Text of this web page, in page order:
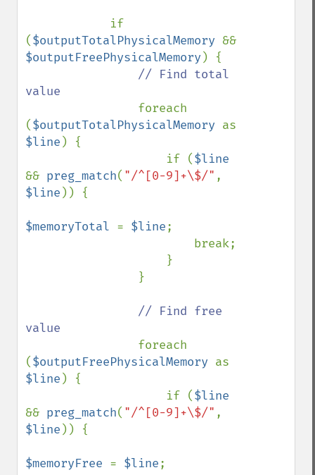
($outputTotalPhysicalMemory
$outputFreePhysicalMemory ) {
// Find total
value
foreach
($outputTotalPhysicalMemory
$line ) {
                    if (
&& preg_match( "/^[0-9]+\$/"
$line )) {
$memoryTotal = $line;
// Find free
value
foreach
($outputFreePhysicalMemory
$line ) {
                    if (
&& preg_match( "/^[0-9]+\$/"
$line )) {
$memoryFree = $line;